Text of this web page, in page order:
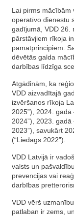
Lai pirms mācībām
operatīvo dienestu
gadījumā, VDD 26.
pārstāvjiem rīkoja
pamatprincipiem.
dēvētās galda
darbības līdzīga
Atgādinām, ka
VDD aizvadītajā
izvēršanos rīkoja
2025”), 2024.
2024”), 2023.
2023”), savukārt
(“Liedags 2022”).
VDD Latvijā ir
valsts un
prevencijas vai
darbības
VDD vērš
patlaban ir zems,